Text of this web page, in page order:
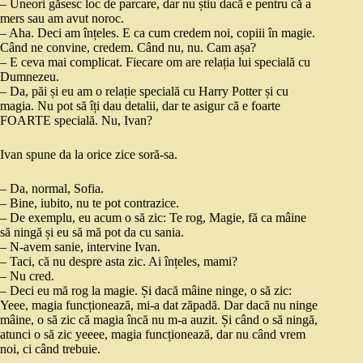
– Uneori găsesc loc de parcare, dar nu știu dacă e pentru că a
mers sau am avut noroc.
– Aha. Deci am înțeles. E ca cum credem noi, copiii în magie.
Când ne convine, credem. Când nu, nu. Cam așa?
– E ceva mai complicat. Fiecare om are relația lui specială cu
Dumnezeu.
– Da, păi și eu am o relație specială cu Harry Potter și cu
magia. Nu pot să îți dau detalii, dar te asigur că e foarte
FOARTE specială. Nu, Ivan?
Ivan spune da la orice zice soră-sa.
– Da, normal, Sofia.
– Bine, iubito, nu te pot contrazice.
– De exemplu, eu acum o să zic: Te rog, Magie, fă ca mâine
să ningă și eu să mă pot da cu sania.
– N-avem sanie, intervine Ivan.
– Taci, că nu despre asta zic. Ai înțeles, mami?
– Nu cred.
– Deci eu mă rog la magie. Și dacă mâine ninge, o să zic:
Yeee, magia funcționează, mi-a dat zăpadă. Dar dacă nu ninge
mâine, o să zic că magia încă nu m-a auzit. Și când o să ningă,
atunci o să zic yeeee, magia funcționează, dar nu când vrem
noi, ci când trebuie.